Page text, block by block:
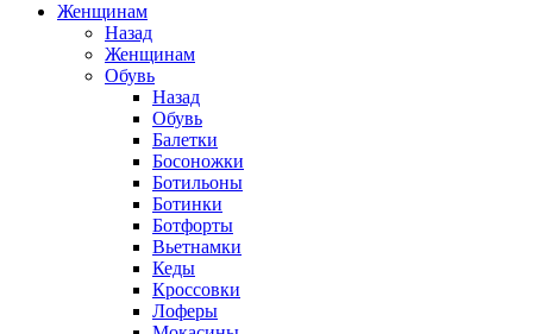
Женщинам
Назад
Женщинам
Обувь
Назад
Обувь
Балетки
Босоножки
Ботильоны
Ботинки
Ботфорты
Вьетнамки
Кеды
Кроссовки
Лоферы